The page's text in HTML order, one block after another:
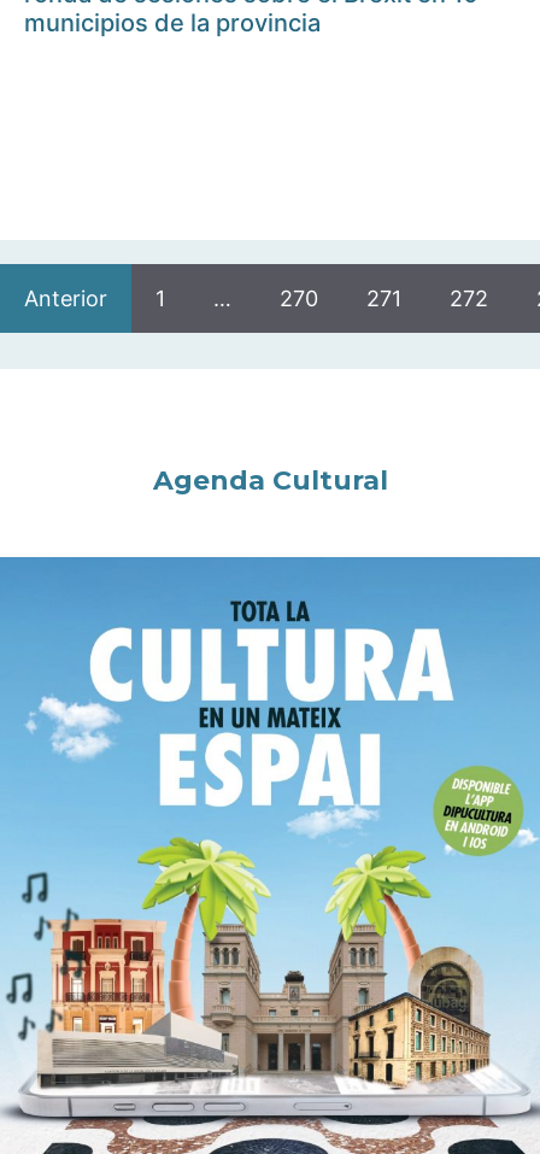
municipios de la provincia
Anterior 1 … 270 271 272
Agenda Cultural